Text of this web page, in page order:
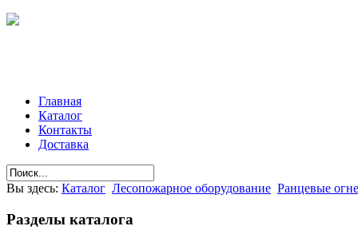
Главная
Каталог
Контакты
Доставка
Вы здесь: Каталог Лесопожарное оборудование Ранцевые
Разделы каталога